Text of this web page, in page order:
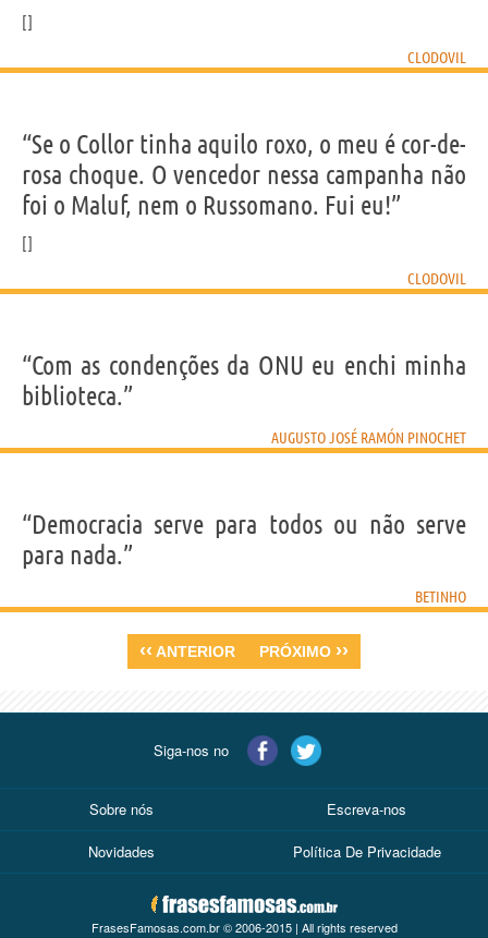
CLODOVIL
“Se o Collor tinha aquilo roxo, o meu é cor-de-
rosa choque. O vencedor nessa campanha não
foi o Maluf, nem o Russomano. Fui eu!”
CLODOVIL
“Com as condenções da ONU eu enchi minha
biblioteca.”
AUGUSTO JOSÉ RAMÓN PINOCHET
“Democracia serve para todos ou não serve
para nada.”
BETINHO
‹‹ ANTERIOR PRÓXIMO ››
Siga-nos no
Sobre nós Escreva-nos
Novidades Política De Privacidade
FrasesFamosas.com.br © 2006-2015 | All rights reserved